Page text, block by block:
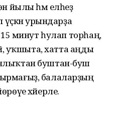
йылы һәм елһеҙ
үҫкән урындарҙа
минут һулап торһаң,
уҡшыта, хатта аңды
буштан-буш
балаларҙың
хәйерле.